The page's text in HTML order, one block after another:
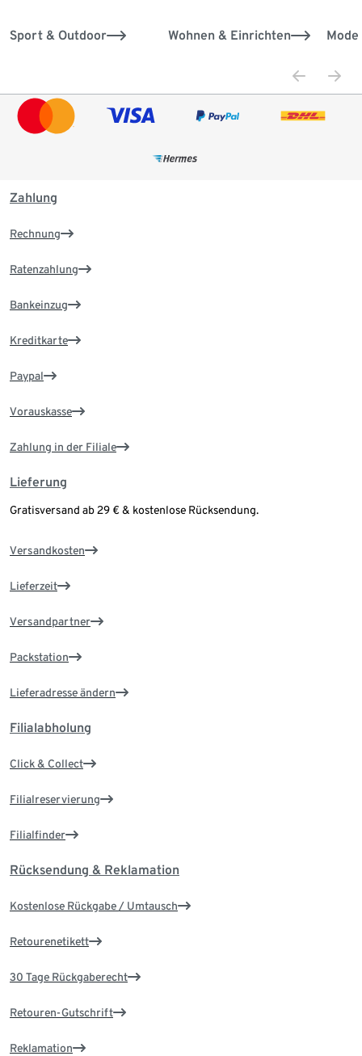
Sport & Outdoor Wohnen & Einrichten
Zahlung
Rechnung
Ratenzahlung
Bankeinzug
Kreditkarte
Paypal
Vorauskasse
Zahlung in der Filiale
Lieferung
Gratisversand ab 29 € & kostenlose Rücksendung.
Versandkosten
Lieferzeit
Versandpartner
Packstation
Lieferadresse ändern
Filialabholung
Click & Collect
Filialreservierung
Filialfinder
Rücksendung & Reklamation
Kostenlose Rückgabe / Umtausch
Retourenetikett
30 Tage Rückgaberecht
Retouren-Gutschrift
Reklamation